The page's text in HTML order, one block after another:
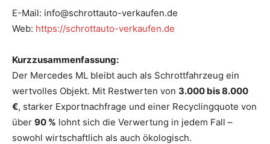
E-Mail: info@schrottauto-verkaufen.de
Web: https://schrottauto-verkaufen.de
Kurzzusammenfassung:
Der Mercedes ML bleibt auch als Schrottfahrzeug ein
wertvolles Objekt. Mit Restwerten von 3.000 bis 8.000
€, starker Exportnachfrage und einer Recyclingquote von
über 90 % lohnt sich die Verwertung in jedem Fall –
sowohl wirtschaftlich als auch ökologisch.